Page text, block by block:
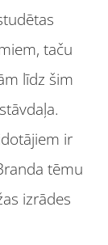
taču
līdz šim
ir
tēmu
izrādes